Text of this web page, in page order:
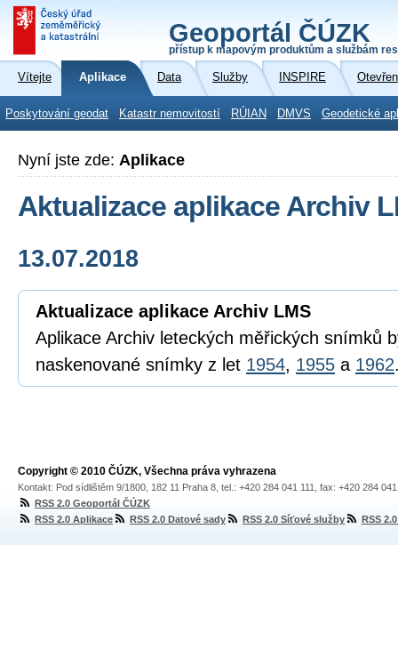
Geoportál ČÚZK
přístup k mapovým produktům a službám
Vítejte Aplikace Data Služby INSPIRE
Poskytování geodat Katastr nemovitostí RÚIAN DMVS Geodetické
Nyní jste zde: Aplikace
Aktualizace aplikace Archiv
13.07.2018
Aktualizace aplikace Archiv LMS
Aplikace Archiv leteckých měřických snímků
naskenované snímky z let 1954, 1955 a 1962
Copyright © 2010 ČÚZK, Všechna práva vyhrazena
Kontakt: Pod sídlištěm 9/1800, 182 11 Praha 8, tel.: +420 284 041 111, fax: +420 284
RSS 2.0 Geoportál ČÚZK
RSS 2.0 Aplikace
RSS 2.0 Datové sady RSS 2.0 Síťové služby RSS